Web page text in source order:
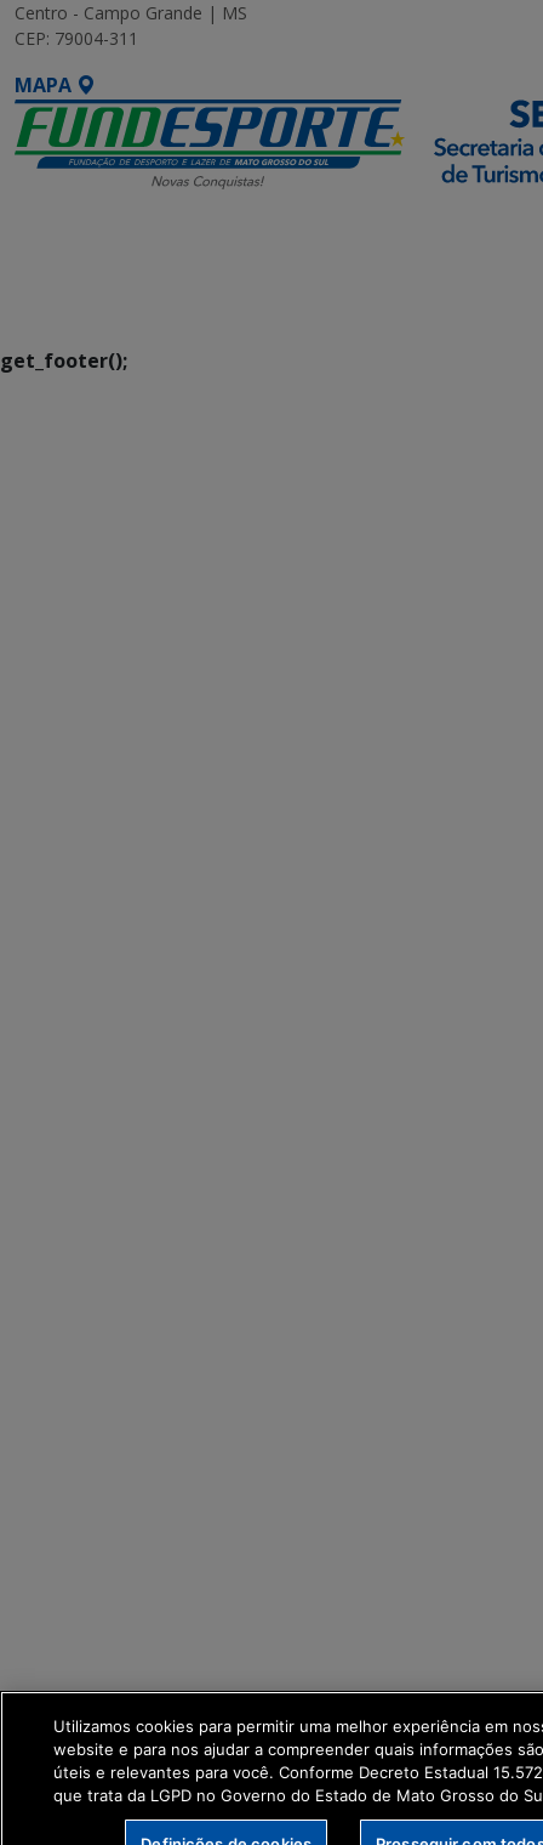
Centro - Campo Grande | MS
CEP: 79004-311
MAPA
get_footer();
Utilizamos cookies para permitir uma melhor experiência em
website e para nos ajudar a compreender quais informações
úteis e relevantes para você. Conforme Decreto Estadual
que trata da LGPD no Governo do Estado de Mato Grosso do